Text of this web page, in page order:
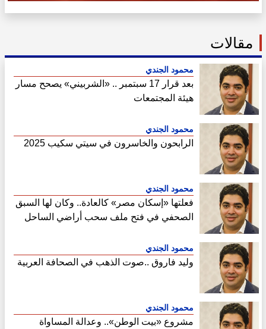
مقالات
محمود الجندي
بعد قرار 17 سبتمبر .. «الشربيني» يصحح مسار
هيئة المجتمعات
محمود الجندي
الرابحون والخاسرون في سيتي سكيب 2025
محمود الجندي
فعلتها «إسكان مصر» كالعادة.. وكان لها السبق
الصحفي في فتح ملف سحب أراضي الساحل
محمود الجندي
وليد فاروق ..صوت الذهب في الصحافة العربية
محمود الجندي
مشروع «بيت الوطن».. وعدالة المساواة